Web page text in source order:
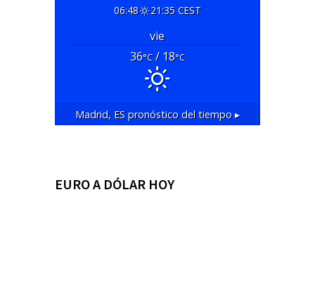
06:48 21:35 CEST
vie
36°C/ 18°C
Madrid, ES pronóstico del tiempo ▸
EURO A DÓLAR HOY